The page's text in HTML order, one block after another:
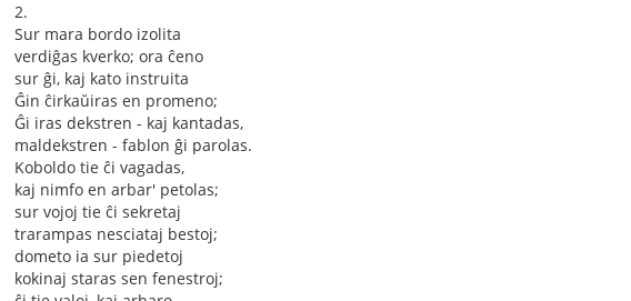
2.
Sur mara bordo izolita
verdiĝas kverko; ora ĉeno
sur ĝi, kaj kato instruita
Ĝin ĉirkaŭiras en promeno;
Ĝi iras dekstren - kaj kantadas,
maldekstren - fablon ĝi parolas.
Koboldo tie ĉi vagadas,
kaj nimfo en arbar' petolas;
sur vojoj tie ĉi sekretaj
trarampas nesciataj bestoj;
dometo ia sur piedetoj
kokinaj staras sen fenestroj;